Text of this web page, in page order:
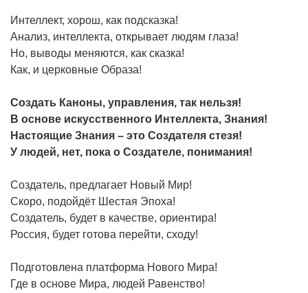
Интеллект, хорош, как подсказка!
Анализ, интеллекта, открывает людям глаза!
Но, выводы меняются, как сказка!
Как, и церковные Образа!
Создать Каноны, управления, так нельзя!
В основе искусственного Интеллекта, Знания!
Настоящие Знания – это Создателя стезя!
У людей, нет, пока о Создателе, понимания!
Создатель, предлагает Новый Мир!
Скоро, подойдёт Шестая Эпоха!
Создатель, будет в качестве, ориентира!
Россия, будет готова перейти, сходу!
Подготовлена платформа Нового Мира!
Где в основе Мира, людей Равенство!